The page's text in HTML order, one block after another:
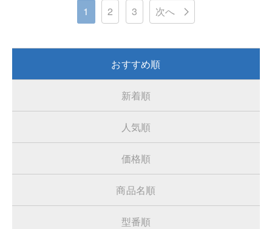
1 2 3 次へ
おすすめ順
新着順
人気順
価格順
商品名順
型番順